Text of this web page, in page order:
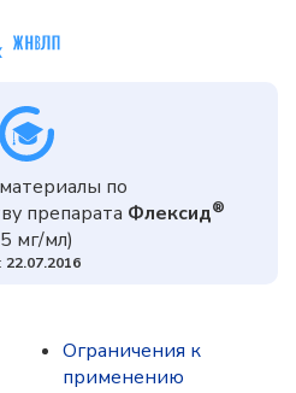
по
препарата Флексид®
мг/мл)
22.07.2016
Ограничения к
применению